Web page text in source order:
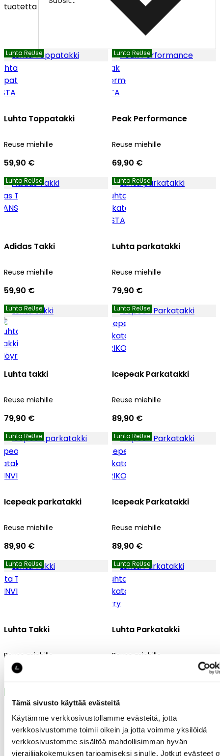
Tämä sivusto käyttää evästeitä
Käytämme verkkosivustollamme evästeitä, jotta
verkkosivustomme toimii oikein ja jotta voimme yksilöidä
verkkosivustomme sisältöä mahdollisimman hyvän
vierailijakokemuksen tarjoamiseksi sinulle. Jotkut evästeet
tuotetta
Luhta ReUse
Luhta Toppatakki
Reuse miehille
59,90 €
Luhta ReUse
Peak Performance
Reuse miehille
69,90 €
Luhta ReUse
Adidas Takki
Reuse miehille
59,90 €
Luhta ReUse
Luhta parkatakki
Reuse miehille
79,90 €
Luhta ReUse
Luhta takki
Reuse miehille
79,90 €
Luhta ReUse
Icepeak Parkatakki
Reuse miehille
89,90 €
Luhta ReUse
Icepeak parkatakki
Reuse miehille
89,90 €
Luhta ReUse
Icepeak Parkatakki
Reuse miehille
89,90 €
Luhta ReUse
Luhta Takki
Reuse miehille
49,90 €
Luhta ReUse
Luhta Parkatakki
Reuse miehille